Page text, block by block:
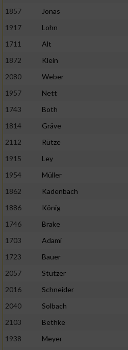
1857
Jonas
1917
Lohn
1711
Alt
1872
Klein
2080
Weber
1957
Nett
1743
Both
1814
Gräve
2112
Rütze
1915
Ley
1954
Müller
1862
Kadenbach
1886
König
1746
Brake
1703
Adami
1723
Bauer
2057
Stutzer
2016
Schneider
2040
Solbach
2103
Bethke
1938
Meyer
Notwendig